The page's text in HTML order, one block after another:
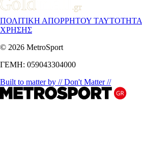
ΠΟΛΙΤΙΚΗ ΑΠΟΡΡΗΤΟΥ ΤΑΥΤΟΤΗΤΑ
ΧΡΗΣΗΣ
© 2026 MetroSport
ΓΕΜΗ: 059043304000
Built to matter by // Don't Matter //